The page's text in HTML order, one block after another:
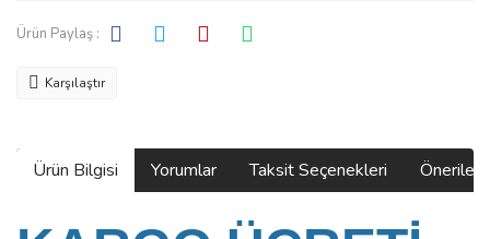
Ürün Paylaş :
Karşılaştır
Ürün Bilgisi Yorumlar Taksit Seçenekleri